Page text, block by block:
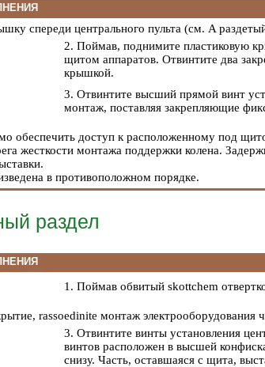
спереди центрального пульта (см. A
2. Поймав, поднимите пластиковую
щитом аппаратов. Отвинтите два
крышкой.
3. Отвинтите высший прямой винт
монтаж, поставляя закрепляющие
обеспечить доступ к расположенному под
жесткости монтажа поддержки колена.
в противоположном порядке.
раздел
1. Поймав обвитый skottchem
rassoedinite монтаж электрооборудования
3. Отвинтите винты установления
винтов расположен в высшей
снизу. Часть, оставшаяся с щита,